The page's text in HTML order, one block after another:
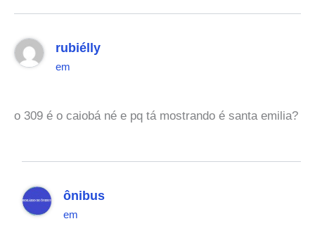
rubiélly
em
o 309 é o caiobá né e pq tá mostrando é santa emilia?
ônibus
em